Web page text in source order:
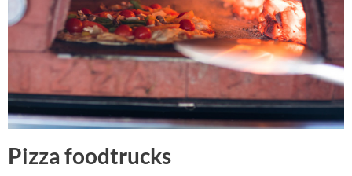
Pizza foodtrucks